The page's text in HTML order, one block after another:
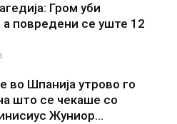
Гром уби
повредени се уште 12
во Шпанија утрово го
што се чекаше со
Жуниор...